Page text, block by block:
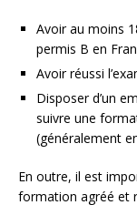
Avoir au moins
permis B en
Avoir réussi
Disposer d’un
suivre une
(généralement
En outre, il est
formation agréé et